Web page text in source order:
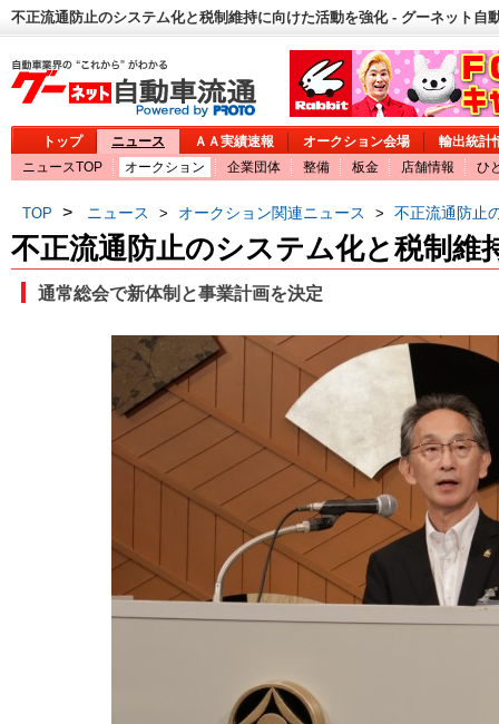
不正流通防止のシステム化と税制維持に向けた活動を強化 - グーネット自
トップ ニュース ＡＡ実績速報 オークション会場
輸出統計
ニュースTOP
オークション 企業団体 整備 板金 店舗情報 ひ
TOP > ニュース > オークション関連ニュース > 不正流通防止
不正流通防止のシステム化と税制維
通常総会で新体制と事業計画を決定